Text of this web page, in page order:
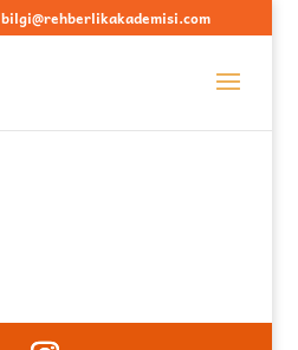
bilgi@rehberlikakademisi.com